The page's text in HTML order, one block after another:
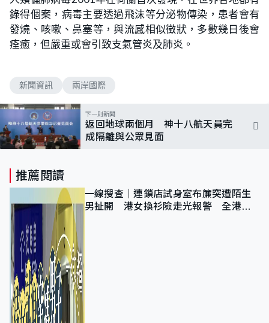
錄得個案，病毒主要透過飛沫等分泌物傳染，患者會有
發燒、咳嗽、鼻塞等，與流感相似徵狀，多數幾日後會
痊癒，但嚴重或會引致支氣管炎及肺炎。
新聞資訊 兩岸國際
下一則新聞
返回地球兩個月 神十八航天員完
成隔離與公眾見面
推薦閱讀
一線搜查｜連鎖店試身室布簾突遭陌生
男扯開 港女換衫險走光報警 全港分